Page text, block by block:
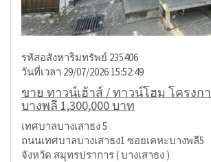
รหัสอสังหาริมทรัพย์ 235406
วันที่เวลา 29/07/2026 15:52:49
ขาย ทาวน์เฮ้าส์ / ทาวน์โฮม โครงก
บางพลี 1,300,000 บาท
เทศบาลบางเสาธง 5
ถนนเทศบาลบางเสาธง1 ซอยเคหะบางพลี5
จังหวัด สมุทรปราการ ( บางเสาธง )